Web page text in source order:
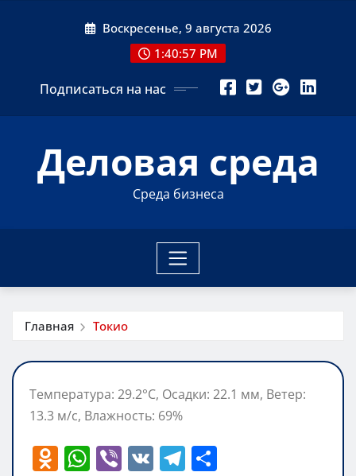
Воскресенье, 9 августа 2026
1:40:58 PM
Подписаться на нас
Деловая среда
Среда бизнеса
Главная Токио
Температура: 29.2°C, Осадки: 22.1 мм, Ветер:
13.3 м/с, Влажность: 69%
O W Vi V T